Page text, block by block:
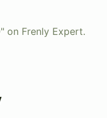
on Frenly Expert.